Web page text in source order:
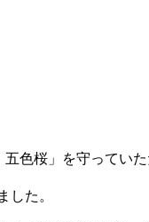
色桜」を守ってい
た。